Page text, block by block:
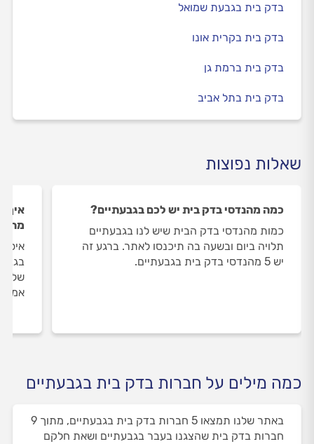
בדק בית בגבעת שמואל
בדק בית בקרית אונו
בדק בית ברמת גן
בדק בית בתל אביב
שאלות נפוצות
כמה מהנדסי בדק בית יש לכם בגבעתיים?
כמות מהנדסי בדק הבית שיש לנו בגבעתיים
תלויה ביום ובשעה בה תיכנסו לאתר. ברגע זה
יש 5 מהנדסי בדק בית בגבעתיים.
איך
כמה מילים על חברות בדק בית בגבעתיים
באתר שלנו תמצאו 5 חברות בדק בית בגבעתיים, מתוך 9
חברות בדק בית שהצגנו בעבר בגבעתיים ושאת חלקם